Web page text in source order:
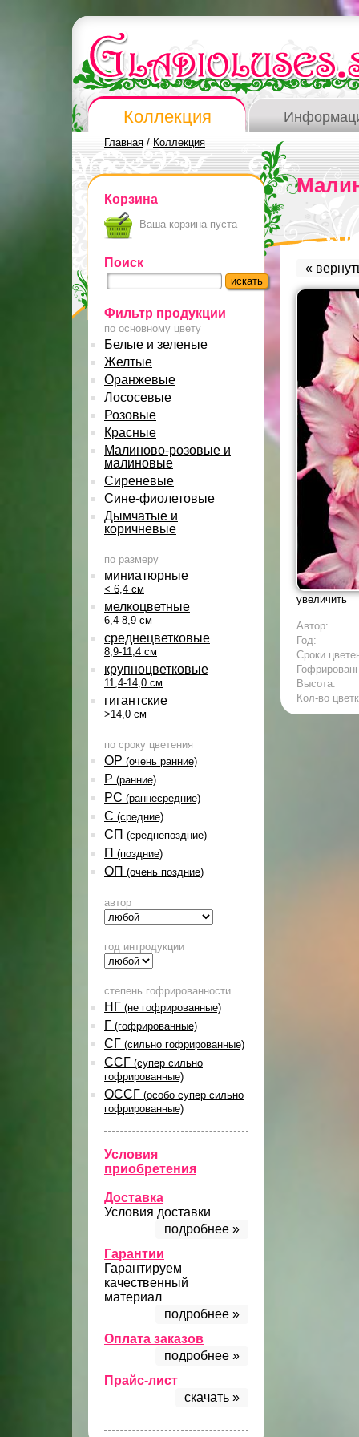
Коллекция
Главная / Коллекция
Корзина
Ваша корзина пуста
Поиск
Фильтр продукции
по основному цвету
Белые и зеленые
Желтые
Оранжевые
Лососевые
Розовые
Красные
Малиново-розовые и
малиновые
Сиреневые
Сине-фиолетовые
Дымчатые и
коричневые
по размеру
миниатюрные
< 6,4 см
мелкоцветные
6,4-8,9 см
среднецветковые
8,9-11,4 см
крупноцветковые
11,4-14,0 см
гигантские
>14,0 см
по сроку цветения
ОР (очень ранние)
Р (ранние)
РС (раннесредние)
С (средние)
СП (среднепоздние)
П (поздние)
ОП (очень поздние)
автор
год интродукции
степень гофрированности
НГ (не гофрированные)
Г (гофрированные)
СГ (сильно гофрированные)
ССГ (супер сильно
гофрированные)
ОССГ (особо супер сильно
гофрированные)
Условия
приобретения
Доставка
Условия доставки
подробнее »
Гарантии
Гарантируем
качественный
материал
подробнее »
Оплата заказов
подробнее »
Прайс-лист
скачать »
«
увеличить
Автор:
Год:
Сроки
Высота:
Кол-во